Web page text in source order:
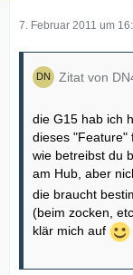
7. Februar 2011 um
Zitat von
die G15 hab ich
dieses "Feature"
wie betreibst du
am Hub, aber
die braucht
(beim zocken,
klär mich auf